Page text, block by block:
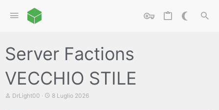
Server Factions
VECCHIO STILE
C
DrLight00
D
8 Luglio 2026